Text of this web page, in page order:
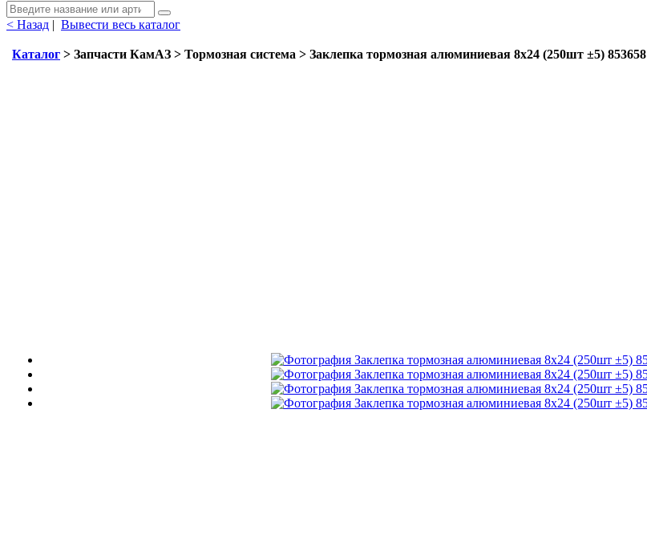
< Назад | Вывести весь каталог
Каталог > Запчасти КамАЗ > Тормозная система > Заклепка тормозная алюминиевая 8х24 (250шт ±5) 853658